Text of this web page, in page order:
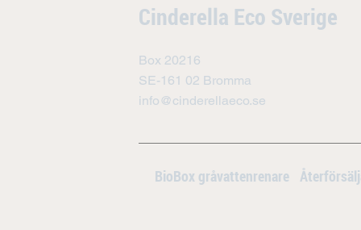
Cinderella Eco Sverige
Box 20216
SE-161 02 Bromma
info@cinderellaeco.se
BioBox gråvattenrenare